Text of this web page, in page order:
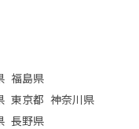
福島県
東京都 神奈川県
長野県